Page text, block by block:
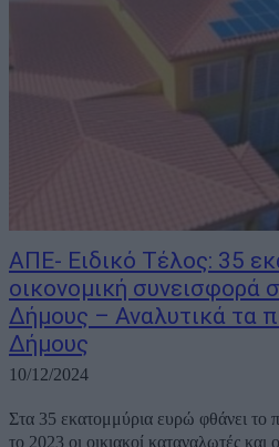
ΑΠΕ- Ειδικό Τέλος: 35
οικονομική συνεισφορά
Δήμους – Αναλυτικά τα
Δήμους
10/12/2024
Στα 35 εκατομμύρια ευρώ φθάνει το
το 2023 οι οικιακοί καταναλωτές και